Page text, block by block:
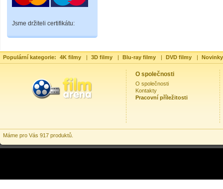
Jsme držiteli certifikátu:
Populární kategorie: 4K filmy | 3D filmy | Blu-ray filmy | DVD filmy |
O společnosti
O společnosti
Kontakty
Pracovní příležitosti
Máme pro Vás 917 produktů.